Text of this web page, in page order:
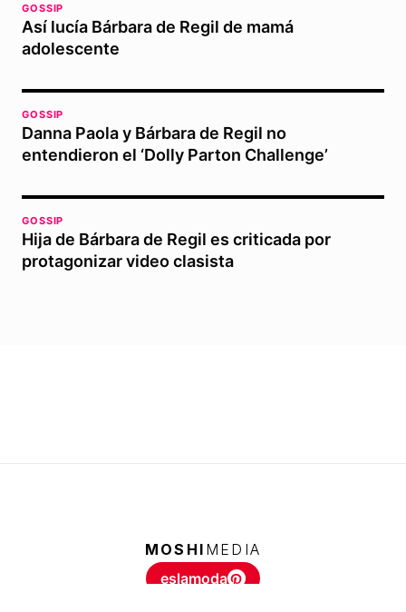
GOSSIP
Así lucía Bárbara de Regil de mamá
adolescente
GOSSIP
Danna Paola y Bárbara de Regil no
entendieron el ‘Dolly Parton Challenge’
GOSSIP
Hija de Bárbara de Regil es criticada por
protagonizar video clasista
MOSHI MEDIA
eslamoda